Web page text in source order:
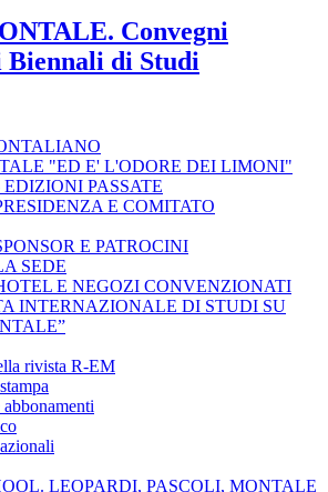
Convegni
di Studi
"ED E' L'ODORE DEI LIMONI"
PASSATE
E COMITATO
E PATROCINI
SEDE
E NEGOZI CONVENZIONATI
INTERNAZIONALE DI STUDI SU
rivista R-EM
LEOPARDI, PASCOLI, MONTALE